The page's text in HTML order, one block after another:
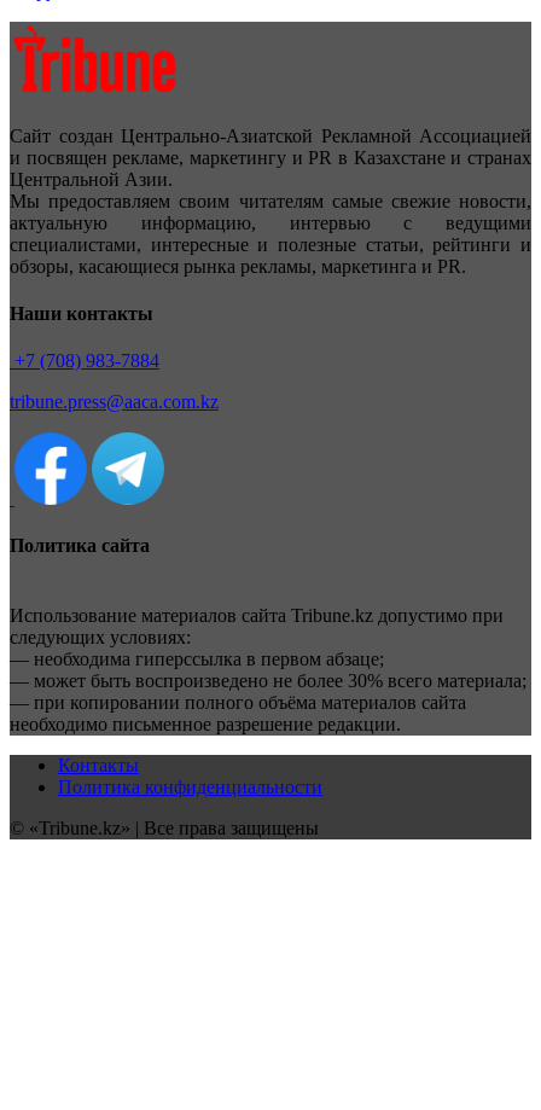
Сайт создан Центрально-Азиатской Рекламной Ассоциацией
и посвящен рекламе, маркетингу и PR в Казахстане и странах
Центральной Азии.
Мы предоставляем своим читателям самые свежие новости,
актуальную информацию, интервью с ведущими
специалистами, интересные и полезные статьи, рейтинги и
обзоры, касающиеся рынка рекламы, маркетинга и PR.
Наши контакты
+7 (708) 983-7884
tribune.press@aaca.com.kz
Политика сайта
Использование материалов сайта Tribune.kz допустимо при
следующих условиях:
— необходима гиперссылка в первом абзаце;
— может быть воспроизведено не более 30% всего материала;
— при копировании полного объёма материалов сайта
необходимо письменное разрешение редакции.
Контакты
Политика конфиденциальности
© «Tribune.kz» | Все права защищены